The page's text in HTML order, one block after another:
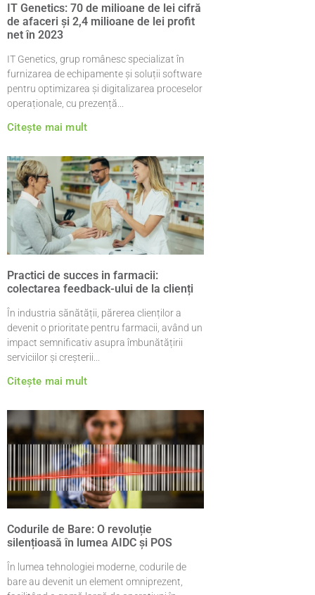
IT Genetics: 70 de milioane de lei cifră
de afaceri și 2,4 milioane de lei profit
net în 2023
IT Genetics, grup românesc specializat în
furnizarea de echipamente și soluții software
pentru optimizarea și digitalizarea proceselor
operaționale, cu prezență
Citește mai mult
Practici de succes in farmacii:
colectarea feedback-ului de la clienți
În industria sănătății, părerea clienților a
devenit o prioritate pentru farmacii, având un
impact semnificativ asupra îmbunătățirii
serviciilor și creșterii
Citește mai mult
Codurile de Bare: O revoluție
silențioasă în lumea AIDC și POS
În lumea tehnologiei moderne, codurile de
bare au devenit un element omniprezent,